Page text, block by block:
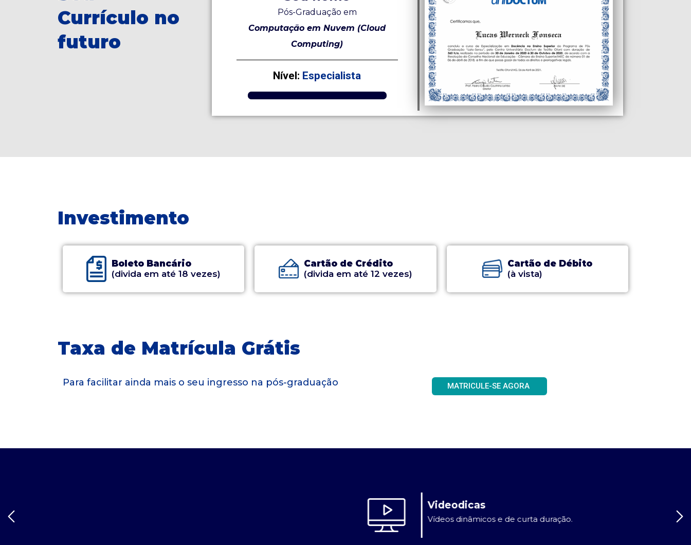
Currículo no
futuro
Pós-Graduação em
Computação em Nuvem (Cloud
Computing)
Nível: Especialista
Investimento
Boleto Bancário
(divida em até 18 vezes)
Cartão de Crédito
(divida em até 12 vezes)
Cartão de Débito
(à vista)
Taxa de Matrícula Grátis
Para facilitar ainda mais o seu ingresso na pós-graduação MATRICULE-SE AGORA
Vídeos dinâmicos e de curta duração.